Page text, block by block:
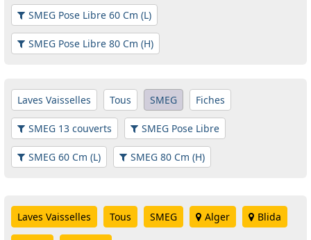
SMEG Pose Libre 60 Cm (L)
SMEG Pose Libre 80 Cm (H)
Laves Vaisselles Tous SMEG Fiches
SMEG 13 couverts SMEG Pose Libre
SMEG 60 Cm (L) SMEG 80 Cm (H)
Laves Vaisselles Tous SMEG Alger Blida